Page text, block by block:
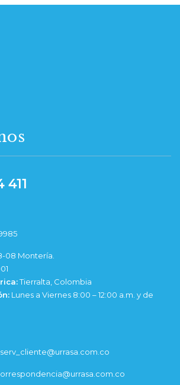
411
08 Montería.
Tierralta, Colombia
Lunes a Viernes 8:00 – 12:00 a.m. y de